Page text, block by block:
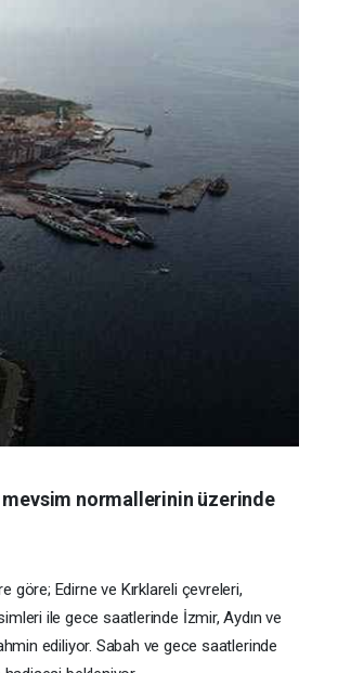
mevsim normallerinin üzerinde
göre; Edirne ve Kırklareli çevreleri,
ile gece saatlerinde İzmir, Aydın ve
ediliyor. Sabah ve gece saatlerinde